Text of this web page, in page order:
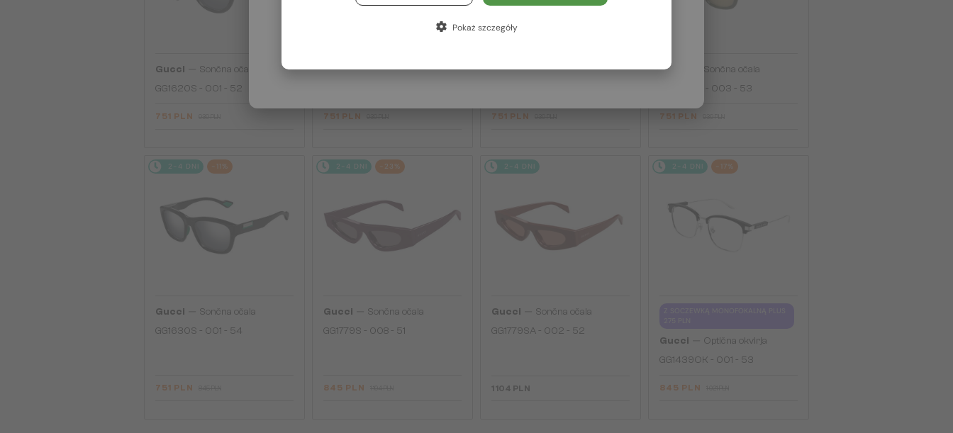
Gucci
Sončna očala
GG1620S - 001 - 52
751 PLN
Gucci—Sončna očala
751 PLN
Gucci—Sončna očala
751 PLN
Gucci
Sončna očala
GG1621SA - 003 - 53
751 PLN
2-4 DNI -11%
Gucci
Sončna očala
GG1630S - 001 - 54
751 PLN
2-4 DNI -23%
Gucci
Sončna očala
GG1779S - 008 - 51
845 PLN
2-4 DNI
Gucci
Sončna očala
GG1779SA - 002 - 52
1 104 PLN
2-4 DNI -17%
Gucci
Optična okvirja
GG1439OK - 001 - 53
845 PLN
Francja / FR
Pokaż szczegóły